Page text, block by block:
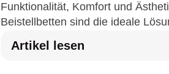
Funktionalität, Komfort und
Beistellbetten sind die ideale
Pflegeeinrichtungen, die Wert auf
Artikel lesen